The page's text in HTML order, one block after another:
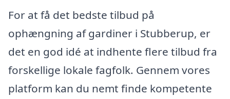
For at få det bedste tilbud på
ophængning af gardiner i Stubberup, er
det en god idé at indhente flere tilbud fra
forskellige lokale fagfolk. Gennem vores
platform kan du nemt finde kompetente